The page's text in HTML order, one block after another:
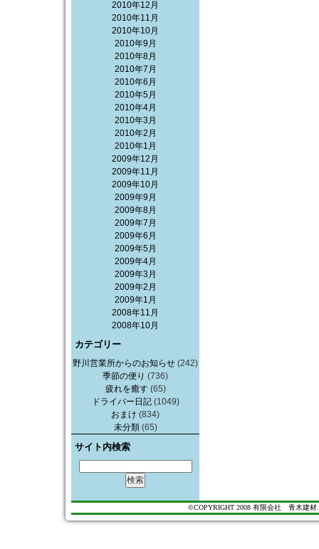
2010年12月
2010年11月
2010年10月
2010年9月
2010年8月
2010年7月
2010年6月
2010年5月
2010年4月
2010年3月
2010年2月
2010年1月
2009年12月
2009年11月
2009年10月
2009年9月
2009年8月
2009年7月
2009年6月
2009年5月
2009年4月
2009年3月
2009年2月
2009年1月
2008年11月
2008年10月
カテゴリー
野川営業所からのお知らせ (242)
季節の便り (736)
疲れを癒す(65)
ドライバー日記(1049)
おまけ (834)
未分類(65)
サイト内検索
©COPYRIGHT 2008 有限会社 青木建材.